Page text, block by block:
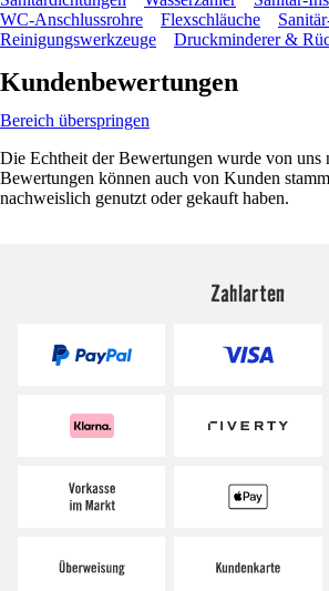
WC-Anschlussrohre
Flexschläuche
Reinigungswerkzeuge
Druckminderer &
Kundenbewertungen
Bereich überspringen
Die Echtheit der Bewertungen wurde von uns
Bewertungen können auch von Kunden
nachweislich genutzt oder gekauft haben.
Zahlarten